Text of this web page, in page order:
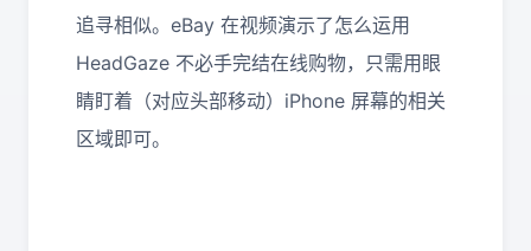
追寻相似。eBay 在视频演示了怎么运用
HeadGaze 不必手完结在线购物，只需用眼
睛盯着（对应头部移动）iPhone 屏幕的相关
区域即可。